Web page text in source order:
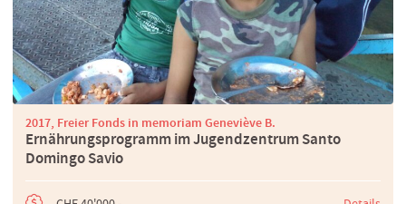
2017, Freier Fonds in memoriam Geneviève B.
Ernährungsprogramm im Jugendzentrum Santo
Domingo Savio